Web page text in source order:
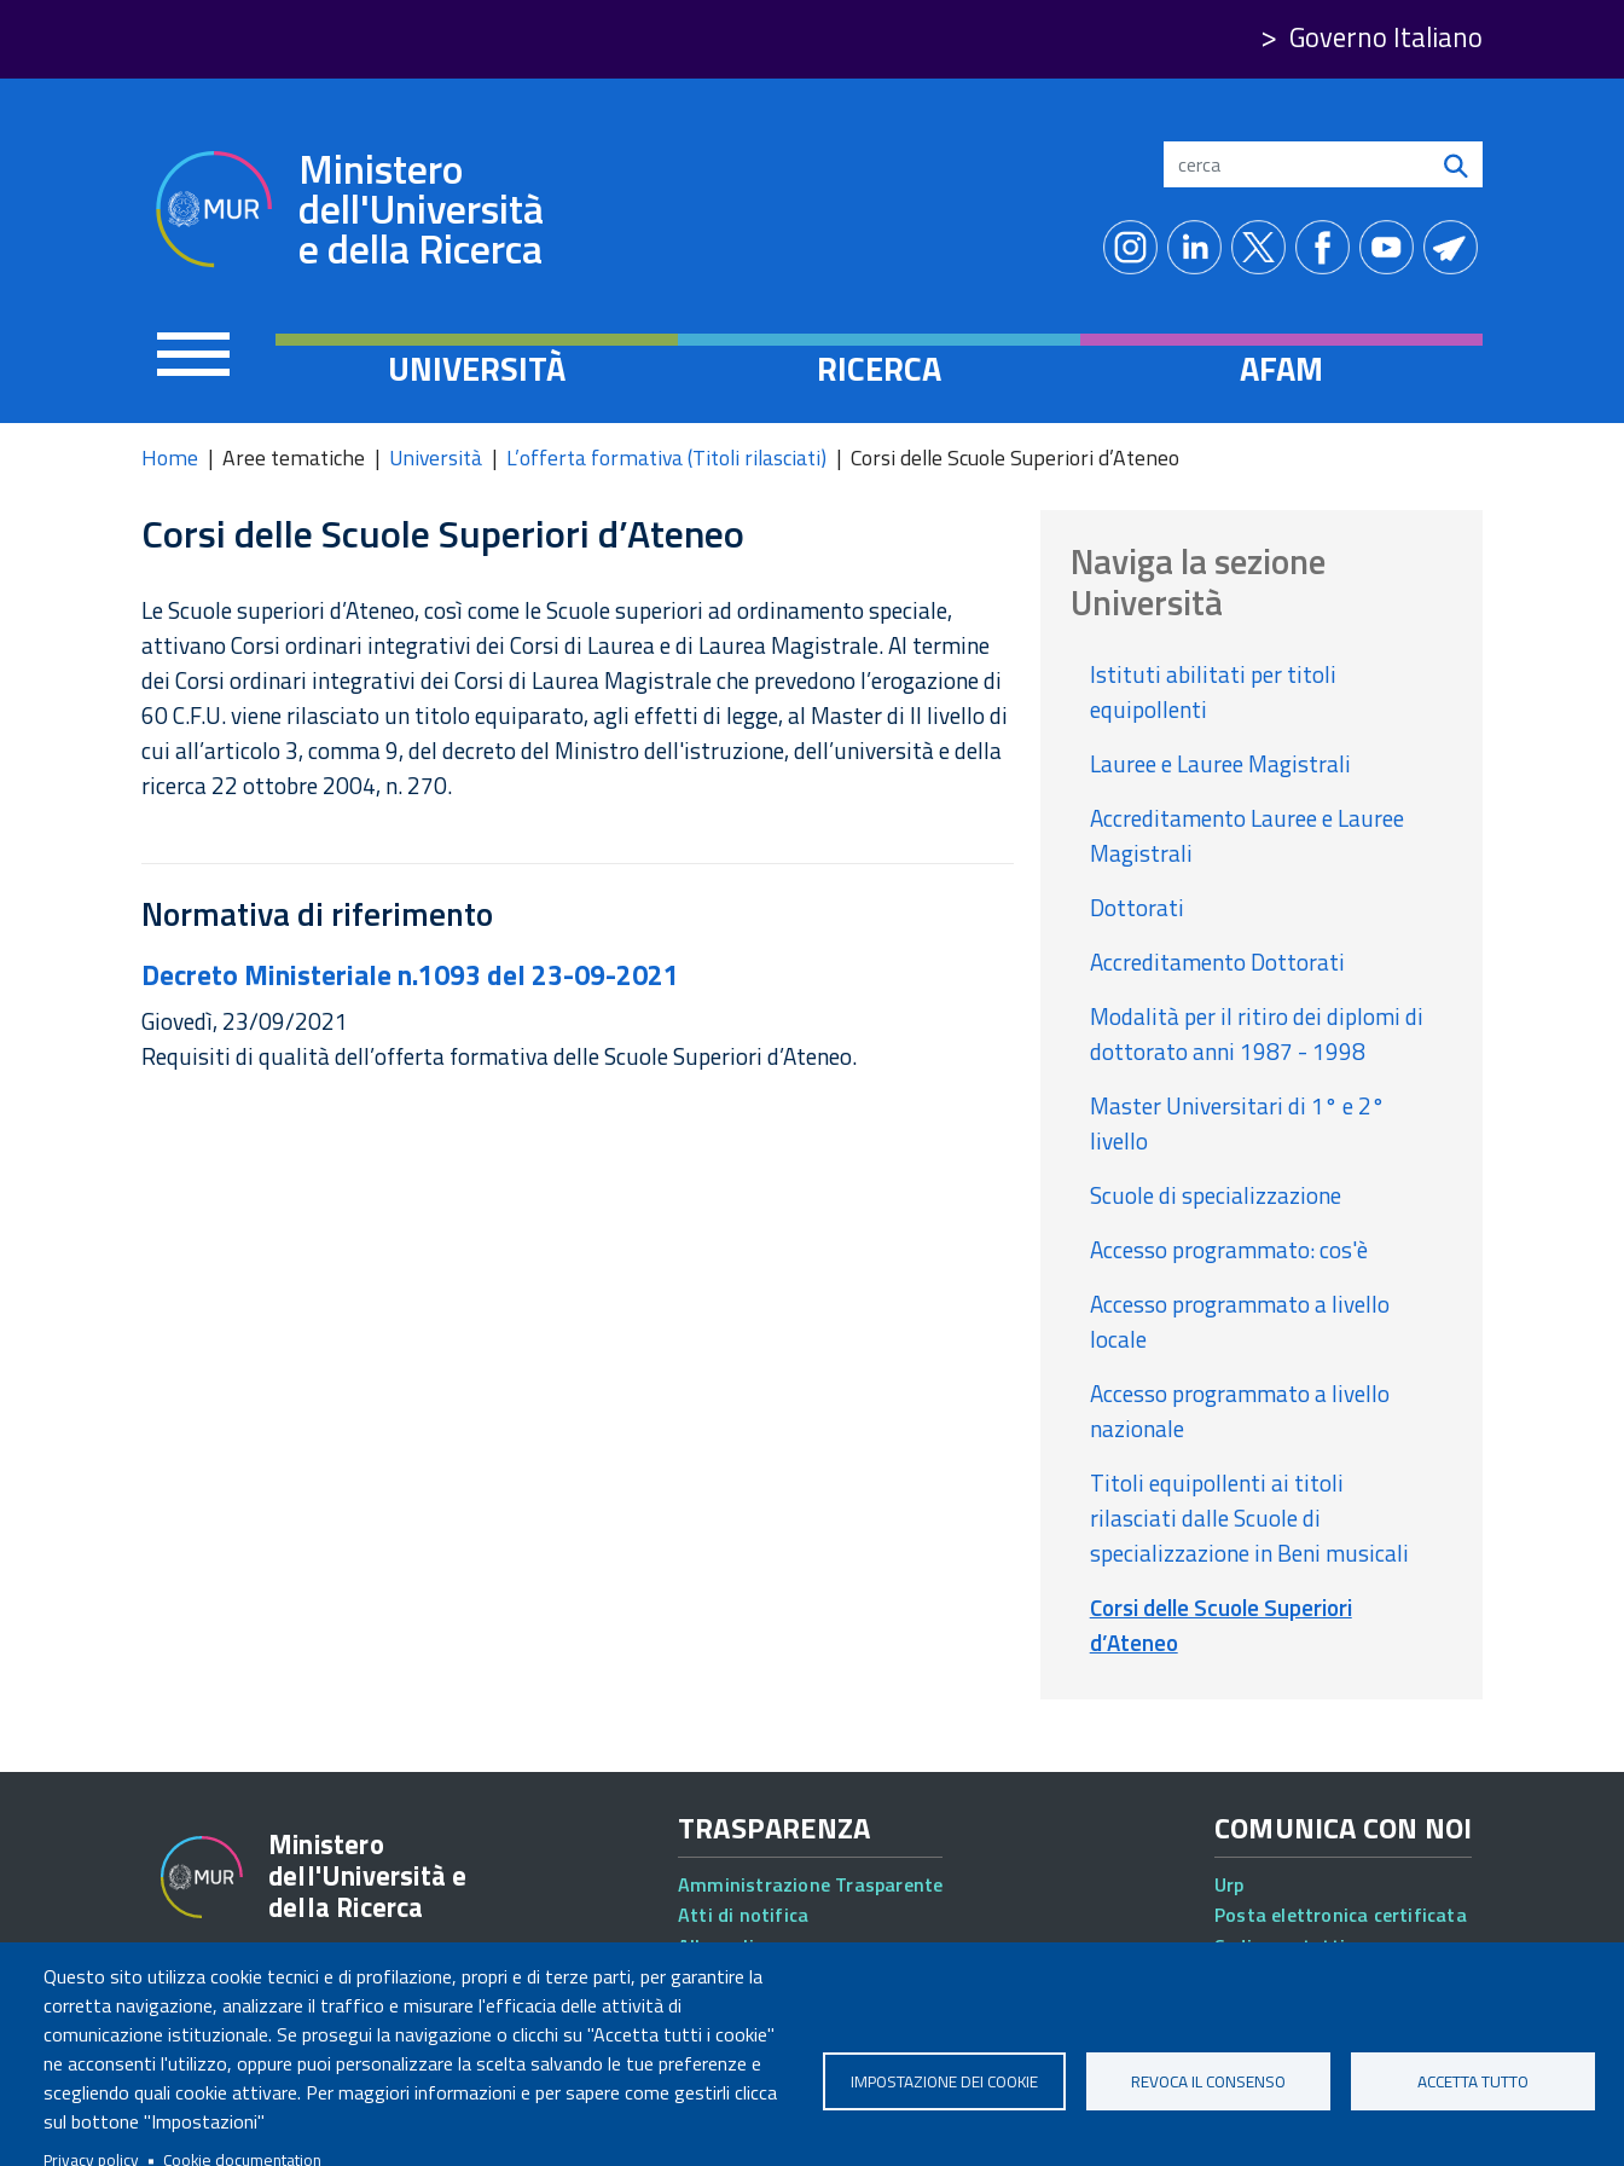
Governo Italiano
Questo sito utilizza cookie tecnici e di profilazione, propri e di terze parti, per garantire la
corretta navigazione, analizzare il traffico e misurare l'efficacia delle attività di
comunicazione istituzionale. Se prosegui la navigazione o clicchi su "Accetta tutti i cookie"
ne acconsenti l'utilizzo, oppure puoi personalizzare la scelta salvando le tue preferenze e
scegliendo quali cookie attivare. Per maggiori informazioni e per sapere come gestirli clicca
sul bottone "Impostazioni"
Privacy policy Cookie documentation
IMPOSTAZIONE DEI COOKIE REVOCA IL CONSENSO ACCETTA TUTTO
Ministero
dell'Università
e della Ricerca
Search
UNIVERSITÀ RICERCA AFAM
Home Aree tematiche Università L’offerta formativa (Titoli rilasciati) Corsi delle Scuole Superiori d’Ateneo
Corsi delle Scuole Superiori d’Ateneo
Le Scuole superiori d’Ateneo, così come le Scuole superiori ad ordinamento speciale,
attivano Corsi ordinari integrativi dei Corsi di Laurea e di Laurea Magistrale. Al termine
dei Corsi ordinari integrativi dei Corsi di Laurea Magistrale che prevedono l’erogazione di
60 C.F.U. viene rilasciato un titolo equiparato, agli effetti di legge, al Master di II livello di
cui all’articolo 3, comma 9, del decreto del Ministro dell'istruzione, dell’università e della
ricerca 22 ottobre 2004, n. 270.
Normativa di riferimento
Decreto Ministeriale n.1093 del 23-09-2021
Giovedì, 23/09/2021
Requisiti di qualità dell’offerta formativa delle Scuole Superiori d’Ateneo.
Naviga la sezione
Università
Istituti abilitati per titoli
equipollenti
Lauree e Lauree Magistrali
Accreditamento Lauree e Lauree
Magistrali
Dottorati
Accreditamento Dottorati
Modalità per il ritiro dei diplomi di
dottorato anni 1987 - 1998
Master Universitari di 1° e 2°
livello
Scuole di specializzazione
Accesso programmato: cos'è
Accesso programmato a livello
locale
Accesso programmato a livello
nazionale
Titoli equipollenti ai titoli
rilasciati dalle Scuole di
specializzazione in Beni musicali
Corsi delle Scuole Superiori
d’Ateneo
Ministero
dell'Università e
della Ricerca
TRASPARENZA
Amministrazione Trasparente
Atti di notifica
Albo online
Concorsi
COMUNICA CON NOI
Urp
Posta elettronica certificata
Sedi e contatti
Governo Italiano
Tutti i diritti riservati © 2020 FOOTER
Mappa del sito Accessibilità Note legali Privacy Cookie settings